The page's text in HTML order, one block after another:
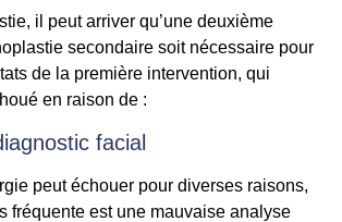
il peut arriver qu’une deuxième
secondaire soit nécessaire pour
de la première intervention, qui
en raison de :
facial
peut échouer pour diverses raisons,
fréquente est une mauvaise analyse